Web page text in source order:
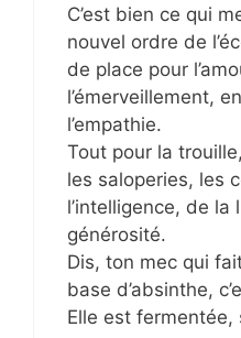
C’est bien ce qui
nouvel ordre de
de place pour
l’émerveillement,
l’empathie.
Tout pour la
les saloperies, les
l’intelligence, de la
générosité.
Dis, ton mec qui
base d’absinthe,
Elle est fermentée,